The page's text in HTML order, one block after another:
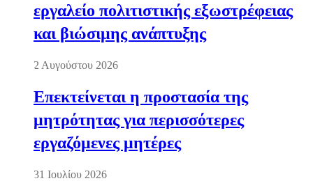
εργαλείο πολιτιστικής εξωστρέφειας
και βιώσιμης ανάπτυξης
2 Αυγούστου 2026
Επεκτείνεται η προστασία της
μητρότητας για περισσότερες
εργαζόμενες μητέρες
31 Ιουλίου 2026